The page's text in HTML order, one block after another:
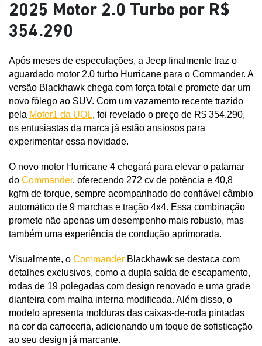
2025 Motor 2.0 Turbo por R$
354.290
Após meses de especulações, a Jeep finalmente traz o
aguardado motor 2.0 turbo Hurricane para o Commander. A
versão Blackhawk chega com força total e promete dar um
novo fôlego ao SUV. Com um vazamento recente trazido
pela Motor1 da UOL, foi revelado o preço de R$ 354.290,
os entusiastas da marca já estão ansiosos para
experimentar essa novidade.
O novo motor Hurricane 4 chegará para elevar o patamar
do Commander, oferecendo 272 cv de potência e 40,8
kgfm de torque, sempre acompanhado do confiável câmbio
automático de 9 marchas e tração 4x4. Essa combinação
promete não apenas um desempenho mais robusto, mas
também uma experiência de condução aprimorada.
Visualmente, o Commander Blackhawk se destaca com
detalhes exclusivos, como a dupla saída de escapamento,
rodas de 19 polegadas com design renovado e uma grade
dianteira com malha interna modificada. Além disso, o
modelo apresenta molduras das caixas-de-roda pintadas
na cor da carroceria, adicionando um toque de sofisticação
ao seu design já marcante.